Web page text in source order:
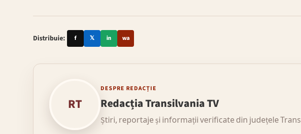
Distribuie: f 𝕏 in wa
RT
DESPRE REDACȚIE
Redacția Transilvania TV
Știri, reportaje și informații verificate din județele